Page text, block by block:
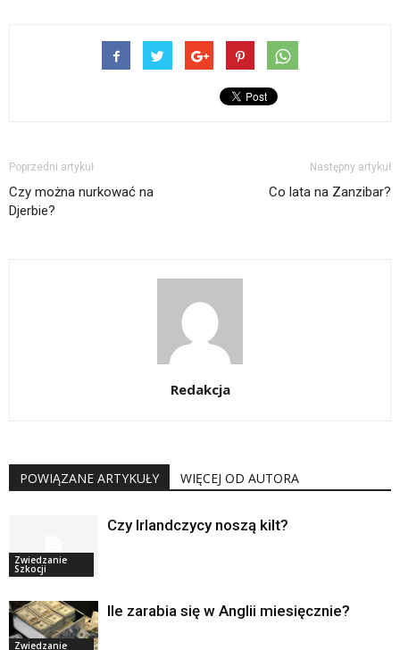
Poprzedni artykuł
Czy można nurkować na
Djerbie?
Następny artykuł
Co lata na Zanzibar?
Redakcja
POWIĄZANE ARTYKUŁY WIĘCEJ OD AUTORA
Zwiedzanie
Szkocji
Czy Irlandczycy noszą kilt?
Zwiedzanie
Ile zarabia się w Anglii miesięcznie?